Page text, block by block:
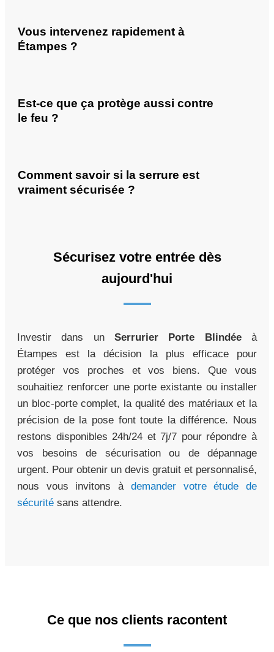
Vous intervenez rapidement à
Étampes ?
Est-ce que ça protège aussi contre
le feu ?
Comment savoir si la serrure est
vraiment sécurisée ?
Sécurisez votre entrée dès
aujourd'hui
Investir dans un Serrurier Porte Blindéeà
Étampes est la décision la plus efficace pour
protéger vos proches et vos biens. Que vous
souhaitiez renforcer une porte existante ou installer
un bloc-porte complet, la qualité des matériaux et la
précision de la pose font toute la différence. Nous
restons disponibles 24h/24 et 7j/7 pour répondre à
vos besoins de sécurisation ou de dépannage
urgent. Pour obtenir un devis gratuit et personnalisé,
nous vous invitons à demander votre étude de
sécurité sans attendre.
Ce que nos clients racontent